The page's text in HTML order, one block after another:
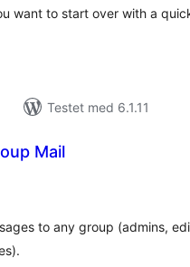
want to start over with a
Testet med 6.1.11
Mail
to any group (admins,